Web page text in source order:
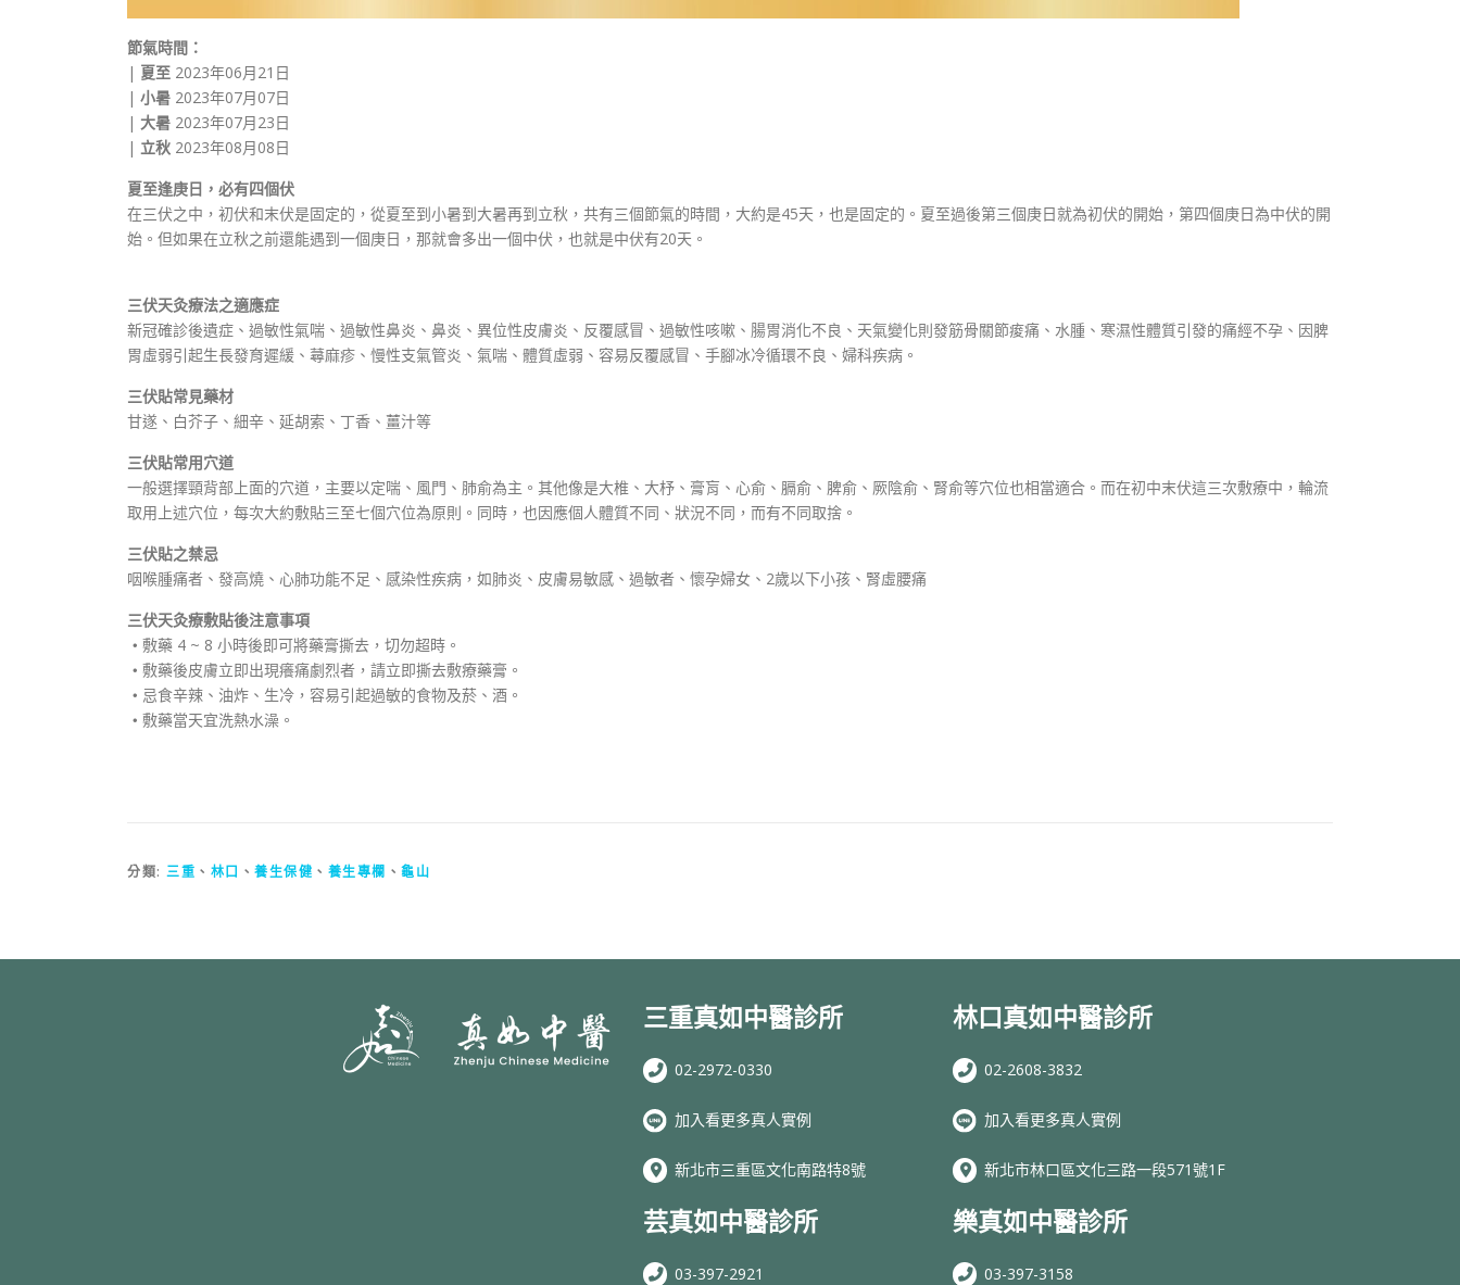
節氣時間：
| 夏至 2023年06月21日
| 小暑 2023年07月07日
| 大暑 2023年07月23日
| 立秋 2023年08月08日
夏至逢庚日，必有四個伏
在三伏之中，初伏和末伏是固定的，從夏至到小暑到大暑再到立秋，共有三個節氣的時間，大約是45天，也是固定的。夏至過後第三個庚日就為初伏的開始，第四個庚日為中伏的開
始。但如果在立秋之前還能遇到一個庚日，那就會多出一個中伏，也就是中伏有20天。
三伏天灸療法之適應症
新冠確診後遺症、過敏性氣喘、過敏性鼻炎、鼻炎、異位性皮膚炎、反覆感冒、過敏性咳嗽、腸胃消化不良、天氣變化則發筋骨關節痠痛、水腫、寒濕性體質引發的痛經不孕、因脾
胃虛弱引起生長發育遲緩、蕁麻疹、慢性支氣管炎、氣喘、體質虛弱、容易反覆感冒、手腳冰冷循環不良、婦科疾病。
三伏貼常見藥材
甘遂、白芥子、細辛、延胡索、丁香、薑汁等
三伏貼常用穴道
一般選擇頸背部上面的穴道，主要以定喘、風門、肺俞為主。其他像是大椎、大杼、膏肓、心俞、膈俞、脾俞、厥陰俞、腎俞等穴位也相當適合。而在初中末伏這三次敷療中，輪流
取用上述穴位，每次大約敷貼三至七個穴位為原則。同時，也因應個人體質不同、狀況不同，而有不同取捨。
三伏貼之禁忌
咽喉腫痛者、發高燒、心肺功能不足、感染性疾病，如肺炎、皮膚易敏感、過敏者、懷孕婦女、2歲以下小孩、腎虛腰痛
三伏天灸療敷貼後注意事項
・ 敷藥 4 ~ 8 小時後即可將藥膏撕去，切勿超時。
・ 敷藥後皮膚立即出現癢痛劇烈者，請立即撕去敷療藥膏。
・ 忌食辛辣、油炸、生冷，容易引起過敏的食物及菸、酒。
・ 敷藥當天宜洗熱水澡。
分類: 三重 、 林口 、 養生保健 、 養生專欄 、 龜山
三重真如中醫診所
02-2972-0330
加入看更多真人實例
新北市三重區文化南路特8號
芸真如中醫診所
03-397-2921
林口真如中醫診所
02-2608-3832
加入看更多真人實例
新北市林口區文化三路一段571號1F
樂真如中醫診所
03-397-3158